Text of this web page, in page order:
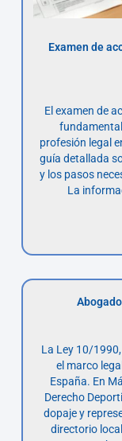
Examen de
El examen de
profesión legal
guía detallada
y los pasos
La
La Ley 10/
el marco
España. En
Derecho
dopaje y
directorio